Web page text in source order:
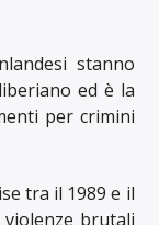
stanno
ed è la
per crimini
tra il 1989 e il
brutali